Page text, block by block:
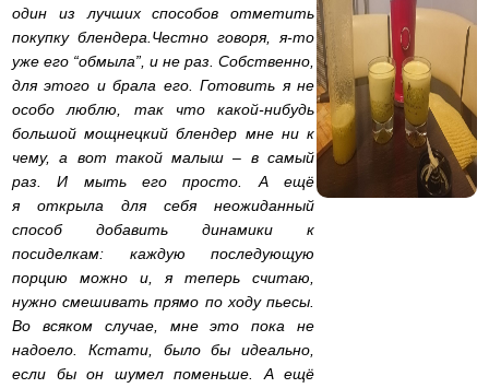
один из лучших способов отметить
покупку блендера.Честно говоря, я-то
уже его “обмыла”, и не раз. Собственно,
для этого и брала его. Готовить я не
особо люблю, так что какой-нибудь
большой мощнецкий блендер мне ни к
чему, а вот такой малыш – в самый
раз. И мыть его просто. А ещё
я открыла для себя неожиданный
способ добавить динамики к
посиделкам: каждую последующую
порцию можно и, я теперь считаю,
нужно смешивать прямо по ходу пьесы.
Во всяком случае, мне это пока не
надоело. Кстати, было бы идеально,
если бы он шумел поменьше. А ещё